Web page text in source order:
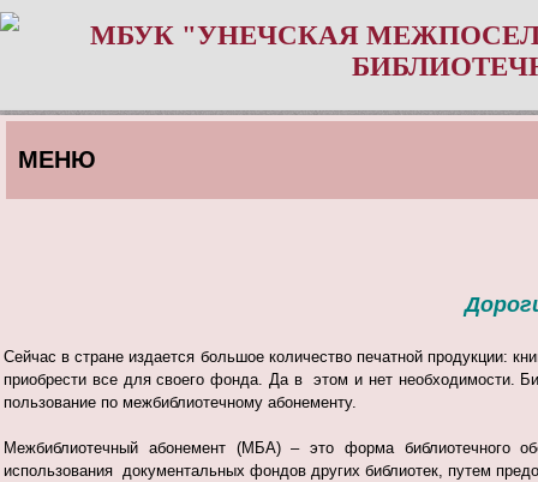
МБУК "УНЕЧСКАЯ
МЕНЮ
Сейчас в стране издается большое количество печатной продукции:
приобрести все для своего фонда. Да в этом и нет необходимости.
пользование по межбиблиотечному абонементу.
Межбиблиотечный абонемент (МБА) – это форма библиотечного
использования документальных фондов других библиотек, путем